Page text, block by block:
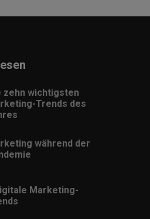
zehn wichtigsten
Trends des
während der
Marketing-